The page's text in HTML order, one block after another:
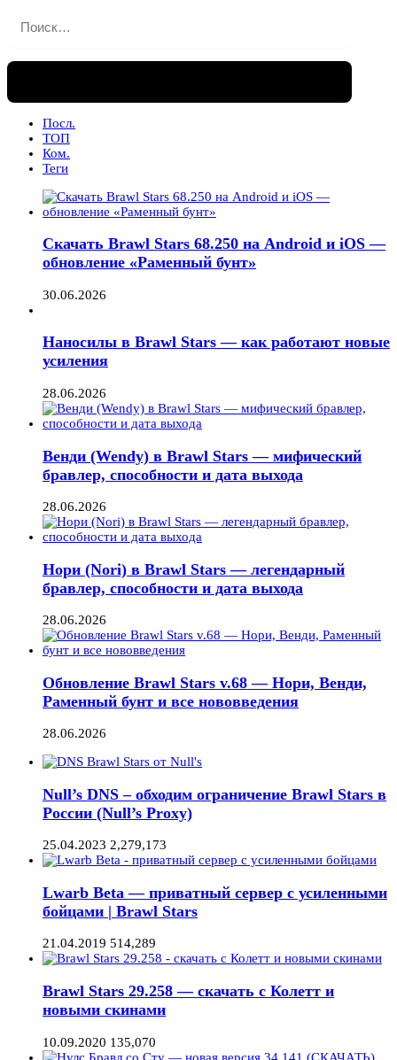
Посл.
ТОП
Ком.
Теги
Скачать Brawl Stars 68.250 на Android и iOS —
обновление «Раменный бунт»
30.06.2026
Наносилы в Brawl Stars — как работают новые
усиления
28.06.2026
Венди (Wendy) в Brawl Stars — мифический
бравлер, способности и дата выхода
28.06.2026
Нори (Nori) в Brawl Stars — легендарный
бравлер, способности и дата выхода
28.06.2026
Обновление Brawl Stars v.68 — Нори, Венди,
Раменный бунт и все нововведения
28.06.2026
Null’s DNS – обходим ограничение Brawl Stars в
России (Null’s Proxy)
25.04.2023 2,279,173
Lwarb Beta — приватный сервер с усиленными
бойцами | Brawl Stars
21.04.2019 514,289
Brawl Stars 29.258 — скачать с Колетт и
новыми скинами
10.09.2020 135,070